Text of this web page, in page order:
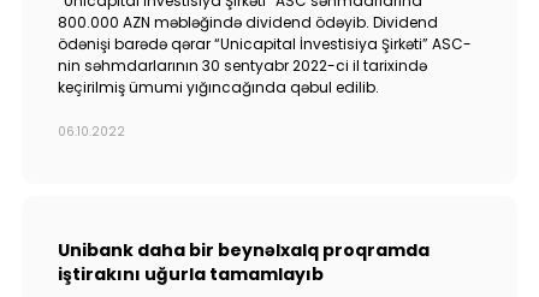
800.000 AZN məbləğində dividend ödəyib. Dividend
ödənişi barədə qərar “Unicapital İnvestisiya Şirkəti” ASC-
nin səhmdarlarının 30 sentyabr 2022-ci il tarixində
keçirilmiş ümumi yığıncağında qəbul edilib.
06.10.2022
Unibank daha bir beynəlxalq proqramda
iştirakını uğurla tamamlayıb